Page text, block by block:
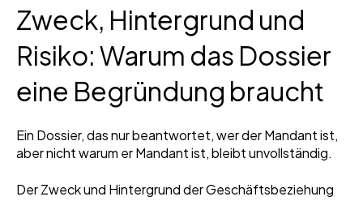
Zweck, Hintergrund und
Risiko: Warum das Dossier
eine Begründung braucht
Ein Dossier, das nur beantwortet, wer der Mandant ist,
aber nicht warum er Mandant ist, bleibt unvollständig.
Der Zweck und Hintergrund der Geschäftsbeziehung